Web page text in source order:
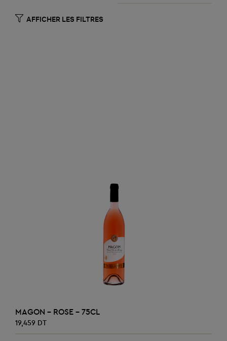
AJOUTER AU PANIER
MAGON - ROSE - 75CL
19,459 DT